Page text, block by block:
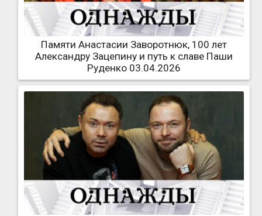
Памяти Анастасии Заворотнюк, 100 лет
Александру Зацепину и путь к славе Паши
Руденко 03.04.2026